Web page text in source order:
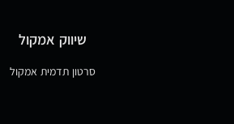
שיווק אמקול
סרטון תדמית אמקול